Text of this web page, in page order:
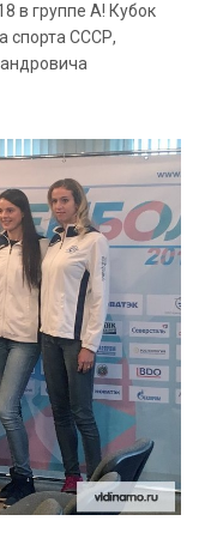
в группе А! Кубок
спорта СССР,